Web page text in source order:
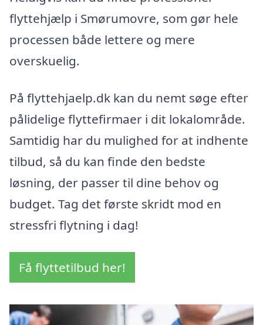
flyttehjælp i Smørumovre, som gør hele
processen både lettere og mere
overskuelig.
På flyttehjaelp.dk kan du nemt søge efter
pålidelige flyttefirmaer i dit lokalområde.
Samtidig har du mulighed for at indhente
tilbud, så du kan finde den bedste
løsning, der passer til dine behov og
budget. Tag det første skridt mod en
stressfri flytning i dag!
Få flyttetilbud her!